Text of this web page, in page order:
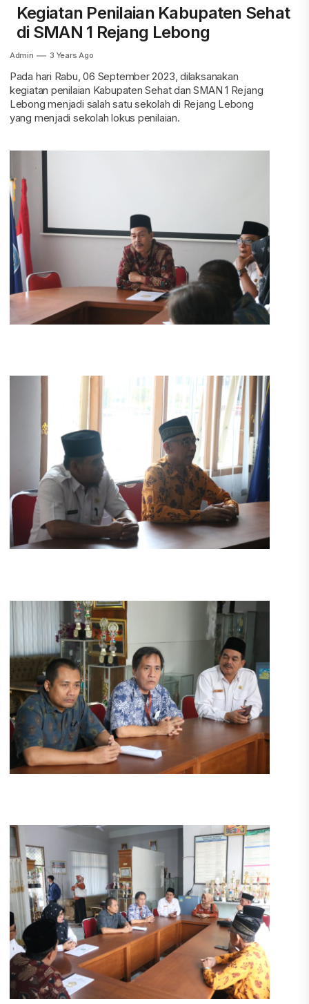
Kegiatan Penilaian Kabupaten Sehat
di SMAN 1 Rejang Lebong
Admin 3 Years Ago
Pada hari Rabu, 06 September 2023, dilaksanakan
kegiatan penilaian Kabupaten Sehat dan SMAN 1 Rejang
Lebong menjadi salah satu sekolah di Rejang Lebong
yang menjadi sekolah lokus penilaian.